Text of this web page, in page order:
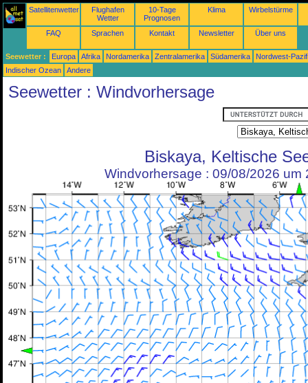
Satellitenwetter
Flughafen
Wetter
10-Tage
Prognosen
Klima Wirbelstürme
FAQ Sprachen Kontakt Newsletter Über uns
Seewetter : Europa Afrika Nordamerika Zentralamerika Südamerika
Nordwest-
Indischer Ozean
Andere
Seewetter : Windvorhersage
Biskaya, Keltische
Windvorhersage : 09/08/2026 um